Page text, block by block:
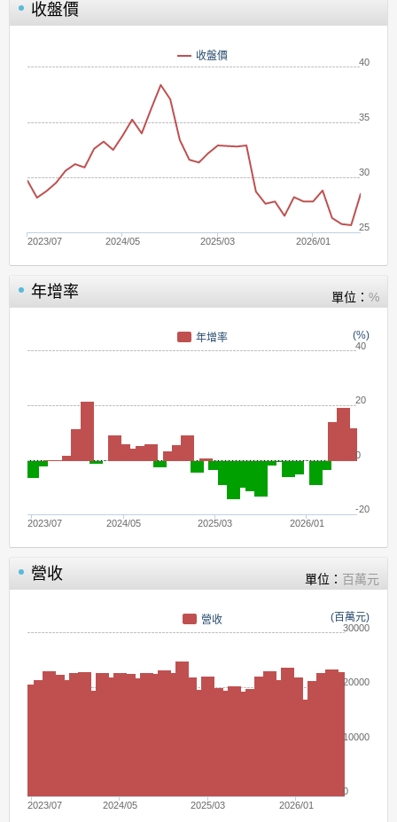
收盤價
收盤價
2023/07 2024/05 2025/03 2026/01
25
30
35
40
年增率 單位： %
(%)
年增率
2023/07 2024/05 2025/03 2026/01
-20
0
20
40
營收 單位： 百萬元
(百萬元)
營收
2023/07 2024/05 2025/03 2026/01
0
10000
20000
30000